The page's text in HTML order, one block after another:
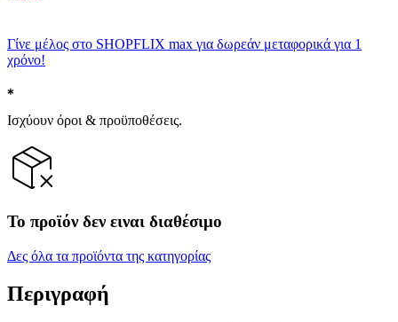
Γίνε μέλος στο SHOPFLIX max για δωρεάν μεταφορικά για 1
χρόνο!
Ισχύουν όροι & προϋποθέσεις.
Το προϊόν δεν ειναι διαθέσιμο
Δες όλα τα προϊόντα της κατηγορίας
Περιγραφή